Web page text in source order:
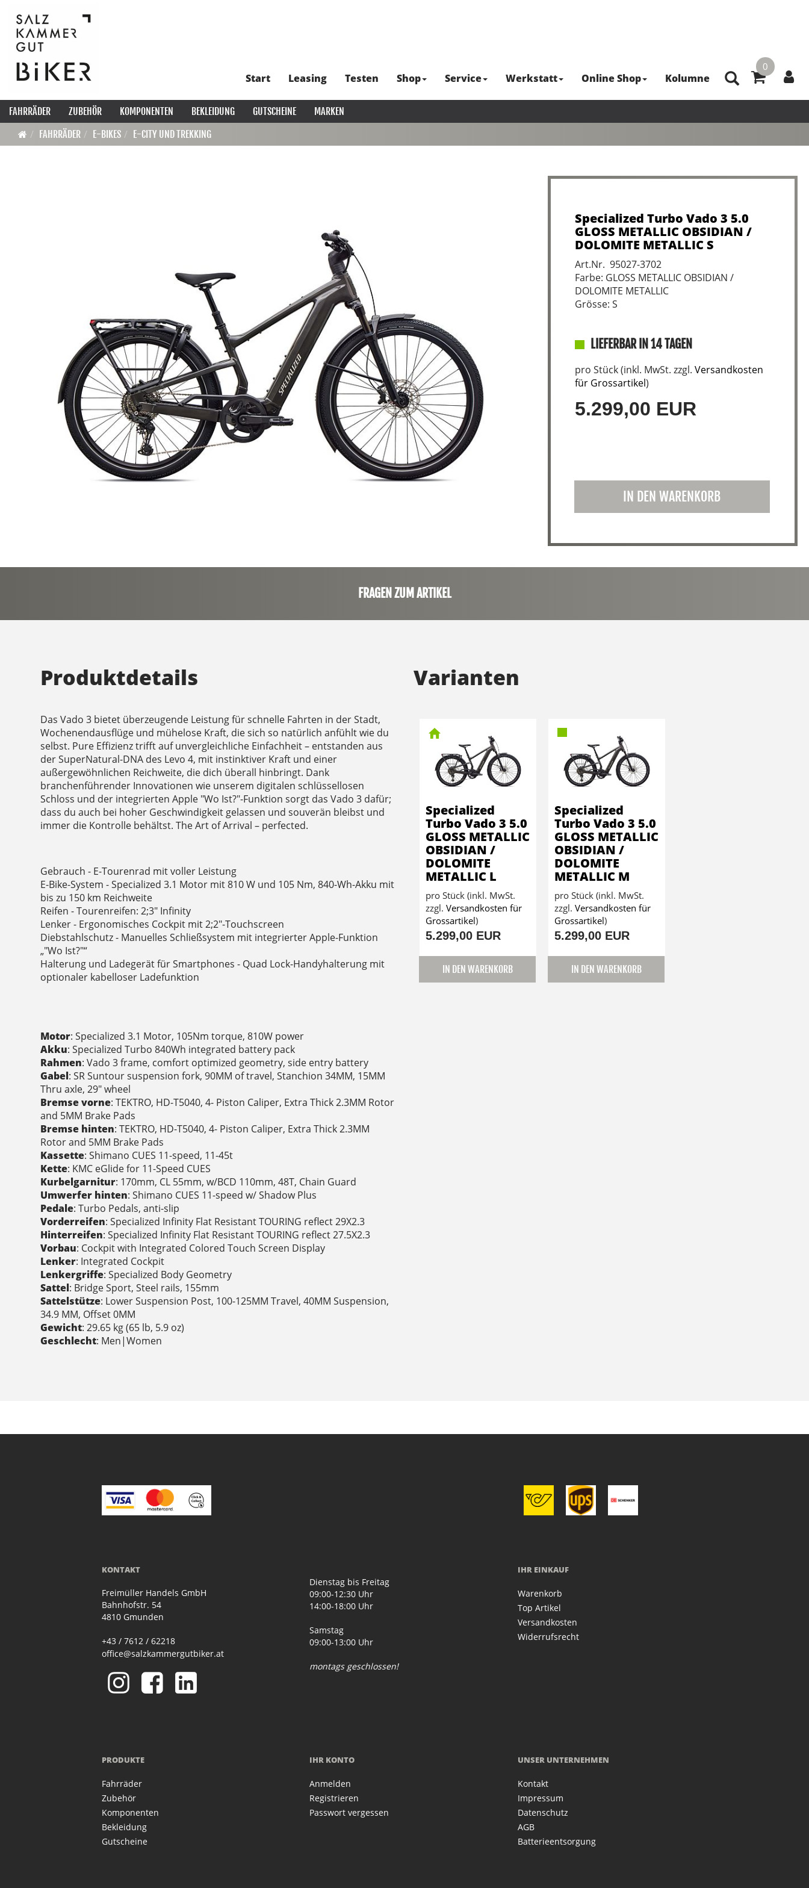
0
Start Leasing Testen Shop Service Werkstatt Online Shop Kolumne
FAHRRÄDER ZUBEHÖR KOMPONENTEN BEKLEIDUNG GUTSCHEINE
MARKEN
FAHRRÄDER
E-BIKES E-CITY UND TREKKING
Specialized Turbo Vado 3 5.0
GLOSS METALLIC OBSIDIAN /
DOLOMITE METALLIC S
Art.Nr. 95027-3702
Farbe: GLOSS METALLIC OBSIDIAN /
DOLOMITE METALLIC
Grösse: S
LIEFERBAR IN 14 TAGEN
pro Stück (inkl. MwSt. zzgl. Versandkosten
für Grossartikel)
5.299,00 EUR
IN DEN WARENKORB
FRAGEN ZUM ARTIKEL
Produktdetails
Das Vado 3 bietet überzeugende Leistung für schnelle Fahrten in der Stadt,
Wochenendausflüge und mühelose Kraft, die sich so natürlich anfühlt wie du
selbst. Pure Effizienz trifft auf unvergleichliche Einfachheit – entstanden aus
der SuperNatural-DNA des Levo 4, mit instinktiver Kraft und einer
außergewöhnlichen Reichweite, die dich überall hinbringt. Dank
branchenführender Innovationen wie unserem digitalen schlüssellosen
Schloss und der integrierten Apple "Wo Ist?"-Funktion sorgt das Vado 3 dafür;
dass du auch bei hoher Geschwindigkeit gelassen und souverän bleibst und
immer die Kontrolle behältst. The Art of Arrival – perfected.
Gebrauch - E-Tourenrad mit voller Leistung
E-Bike-System - Specialized 3.1 Motor mit 810 W und 105 Nm, 840-Wh-Akku mit
bis zu 150 km Reichweite
Reifen - Tourenreifen: 2;3" Infinity
Lenker - Ergonomisches Cockpit mit 2;2"-Touchscreen
Diebstahlschutz - Manuelles Schließsystem mit integrierter Apple-Funktion
„"Wo Ist?"“
Halterung und Ladegerät für Smartphones - Quad Lock-Handyhalterung mit
optionaler kabelloser Ladefunktion
Motor: Specialized 3.1 Motor, 105Nm torque, 810W power
Akku: Specialized Turbo 840Wh integrated battery pack
Rahmen: Vado 3 frame, comfort optimized geometry, side entry battery
Gabel: SR Suntour suspension fork, 90MM of travel, Stanchion 34MM, 15MM
Thru axle, 29" wheel
Bremse vorne: TEKTRO, HD-T5040, 4- Piston Caliper, Extra Thick 2.3MM Rotor
and 5MM Brake Pads
Bremse hinten: TEKTRO, HD-T5040, 4- Piston Caliper, Extra Thick 2.3MM
Rotor and 5MM Brake Pads
Kassette: Shimano CUES 11-speed, 11-45t
Kette: KMC eGlide for 11-Speed CUES
Kurbelgarnitur: 170mm, CL 55mm, w/BCD 110mm, 48T, Chain Guard
Umwerfer hinten: Shimano CUES 11-speed w/ Shadow Plus
Pedale: Turbo Pedals, anti-slip
Vorderreifen: Specialized Infinity Flat Resistant TOURING reflect 29X2.3
Hinterreifen: Specialized Infinity Flat Resistant TOURING reflect 27.5X2.3
Vorbau: Cockpit with Integrated Colored Touch Screen Display
Lenker: Integrated Cockpit
Lenkergriffe: Specialized Body Geometry
Sattel: Bridge Sport, Steel rails, 155mm
Sattelstütze: Lower Suspension Post, 100-125MM Travel, 40MM Suspension,
34.9 MM, Offset 0MM
Gewicht: 29.65 kg (65 lb, 5.9 oz)
Geschlecht: Men|Women
Varianten
Specialized
Turbo Vado 3 5.0
GLOSS METALLIC
OBSIDIAN /
DOLOMITE
METALLIC L
pro Stück (inkl. MwSt.
zzgl. Versandkosten für
Grossartikel)
5.299,00 EUR
IN DEN WARENKORB
Specialized
Turbo Vado 3 5.0
GLOSS METALLIC
OBSIDIAN /
DOLOMITE
METALLIC M
pro Stück (inkl. MwSt.
zzgl. Versandkosten für
Grossartikel)
5.299,00 EUR
IN DEN WARENKORB
KONTAKT
Freimüller Handels GmbH
Bahnhofstr. 54
4810 Gmunden
+43 / 7612 / 62218
office@salzkammergutbiker.at
Dienstag bis Freitag
09:00-12:30 Uhr
14:00-18:00 Uhr
Samstag
09:00-13:00 Uhr
montags geschlossen!
IHR EINKAUF
Warenkorb
Top Artikel
Versandkosten
Widerrufsrecht
PRODUKTE
Fahrräder
Zubehör
Komponenten
Bekleidung
Gutscheine
IHR KONTO
Anmelden
Registrieren
Passwort vergessen
UNSER UNTERNEHMEN
Kontakt
Impressum
Datenschutz
AGB
Batterieentsorgung